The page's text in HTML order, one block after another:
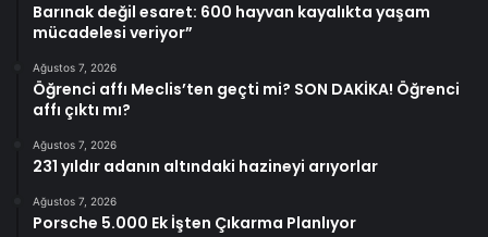
Barınak değil esaret: 600 hayvan kayalıkta yaşam
mücadelesi veriyor”
Ağustos 7, 2026
Öğrenci affı Meclis’ten geçti mi? SON DAKİKA! Öğrenci
affı çıktı mı?
Ağustos 7, 2026
231 yıldır adanın altındaki hazineyi arıyorlar
Ağustos 7, 2026
Porsche 5.000 Ek İşten Çıkarma Planlıyor